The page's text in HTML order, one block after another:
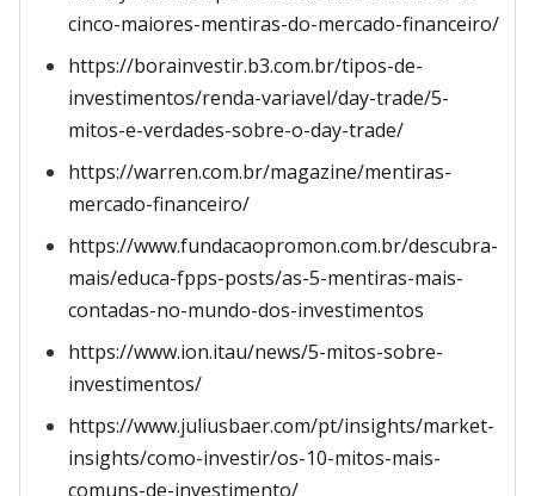
cinco-maiores-mentiras-do-mercado-financeiro/
https://borainvestir.b3.com.br/tipos-de-
investimentos/renda-variavel/day-trade/5-
mitos-e-verdades-sobre-o-day-trade/
https://warren.com.br/magazine/mentiras-
mercado-financeiro/
https://www.fundacaopromon.com.br/descubra-
mais/educa-fpps-posts/as-5-mentiras-mais-
contadas-no-mundo-dos-investimentos
https://www.ion.itau/news/5-mitos-sobre-
investimentos/
https://www.juliusbaer.com/pt/insights/market-
insights/como-investir/os-10-mitos-mais-
comuns-de-investimento/